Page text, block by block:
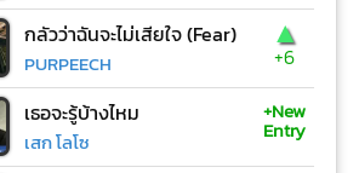
กลัวว่าฉันจะไม่เสียใจ (Fear)
PURPEECH
▲
+6
เธอจะรู้บ้างไหม
เสก โลโซ
+New
Entry